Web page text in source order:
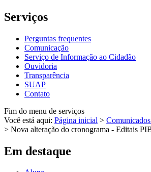
Serviços
Perguntas frequentes
Comunicação
Serviço de Informação ao Cidadão
Ouvidoria
Transparência
SUAP
Contato
Fim do menu de serviços
Você está aqui: Página inicial >
> Nova alteração do cronograma - Editais
Em destaque